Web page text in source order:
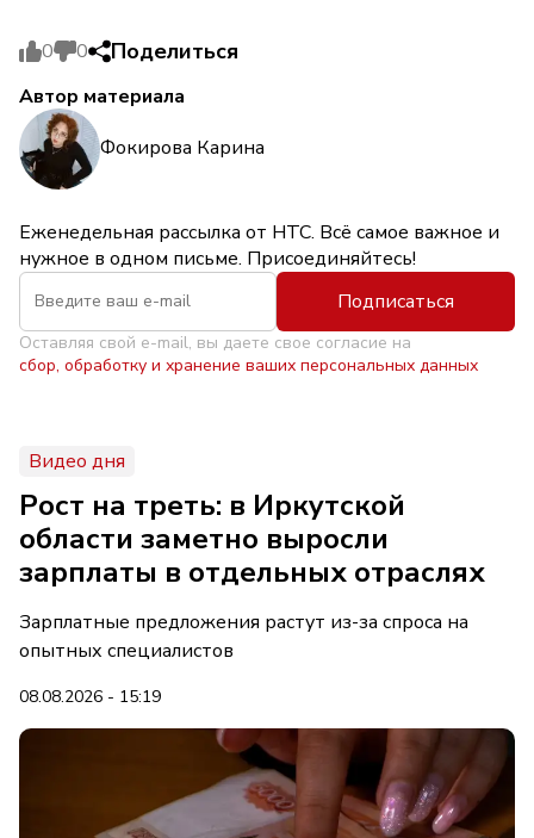
0 0 Поделиться
Автор материала
Фокирова Карина
Еженедельная рассылка от НТС. Всё самое важное и
нужное в одном письме. Присоединяйтесь!
Подписаться
Оставляя свой e-mail, вы даете свое согласие на
сбор, обработку и хранение ваших персональных данных
Видео дня
Рост на треть: в Иркутской
области заметно выросли
зарплаты в отдельных отраслях
Зарплатные предложения растут из-за спроса на
опытных специалистов
08.08.2026 - 15:19